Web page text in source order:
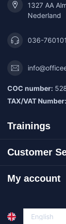
1327 AA
Nederland
036-
COC number:
TAX/VAT Number:
Trainings
Customer
My account